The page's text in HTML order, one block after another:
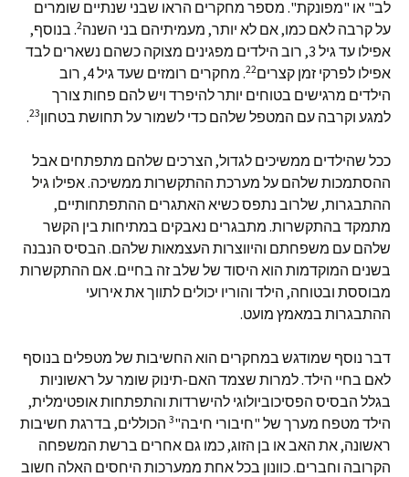
לב" או "מפונקת". מספר מחקרים הראו שבני שנתיים שומרים
על קרבה לאם כמו, אם לא יותר, מעמיתיהם בני השנה2. בנוסף,
אפילו עד גיל 3, רוב הילדים מפגינים מצוקה כשהם נשארים לבד
אפילו לפרקי זמן קצרים22
. מחקרים רומזים שעד גיל 4, רוב
הילדים מרגישים בטוחים יותר להיפרד ויש להם פחות צורך
למגע וקרבה עם המטפל שלהם כדי לשמור על תחושת בטחון23
.
ככל שהילדים ממשיכים לגדול, הצרכים שלהם מתפתחים אבל
ההסתמכות שלהם על מערכת ההתקשרות ממשיכה. אפילו גיל
ההתבגרות, שלרוב נתפס כשיא האתגרים ההתפתחותיים,
מתמקד בהתקשרות. מתבגרים נאבקים במתיחות בין הקשר
שלהם עם משפחתם והיווצרות העצמאות שלהם. הבסיס הנבנה
בשנים המוקדמות הוא היסוד של שלב זה בחיים. אם ההתקשרות
מבוססת ובטוחה, הילד והוריו יכולים לתווך את אירועי
ההתבגרות במאמץ מועט.
דבר נוסף שמודגש במחקרים הוא החשיבות של מטפלים בנוסף
לאם בחיי הילד. למרות שצמד האם-תינוק שומר על ראשוניות
בגלל הבסיס הפסיכוביולוגי להישרדות והתפתחות אופטימלית,
הילד מטפח מערך של "חיבורי חיבה"3 הכוללים, בדרגת חשיבות
ראשונה, את האב או בן הזוג, כמו גם אחרים ברשת המשפחה
הקרובה וחברים. כוונון בכל אחת ממערכות היחסים האלה חשוב